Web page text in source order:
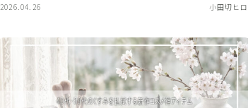
2026.04.26 小田切ヒロ